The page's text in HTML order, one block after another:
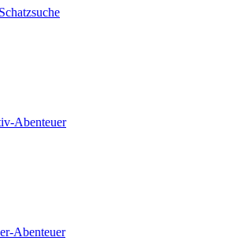
Abenteuer
Abenteuer